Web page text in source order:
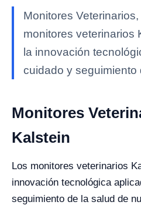
Monitores
monitores veterinarios
la innovación
cuidado y seguimiento
Monitores
Kalstein
Los monitores veterinarios
innovación tecnológica
seguimiento de la salud de